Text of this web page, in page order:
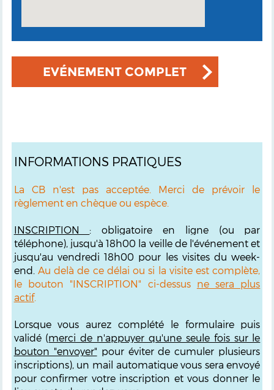
EVÉNEMENT COMPLET
INFORMATIONS PRATIQUES
La CB n'est pas acceptée. Merci de prévoir le
règlement en chèque ou espèce.
INSCRIPTION : obligatoire en ligne (ou par
téléphone), jusqu'à 18h00 la veille de l'événement et
jusqu'au vendredi 18h00 pour les visites du week-
end. Au delà de ce délai ou si la visite est complète,
le bouton "INSCRIPTION" ci-dessus ne sera plus
actif.
Lorsque vous aurez complété le formulaire puis
validé (merci de n'appuyer qu'une seule fois sur le
bouton "envoyer" pour éviter de cumuler plusieurs
inscriptions), un mail automatique vous sera envoyé
pour confirmer votre inscription et vous donner le